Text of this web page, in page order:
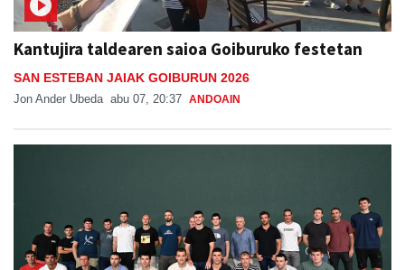
Kantujira taldearen saioa Goiburuko festetan
SAN ESTEBAN JAIAK GOIBURUN 2026
Jon Ander Ubeda abu 07, 20:37 ANDOAIN